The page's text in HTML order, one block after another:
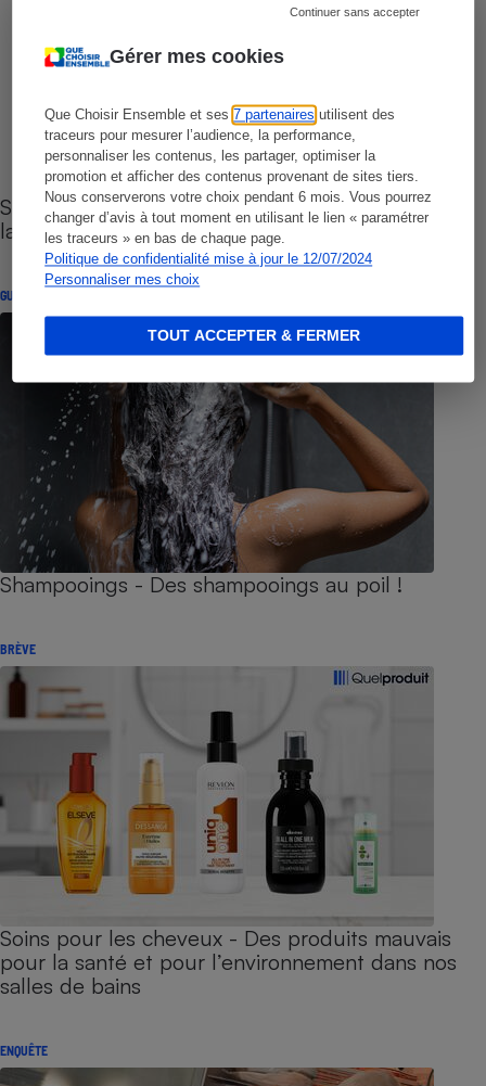
Gérer mes cookies
Que Choisir Ensemble et ses7 partenaires utilisent des
traceurs pour mesurer l’audience, la performance,
personnaliser les contenus, les partager, optimiser la
promotion et afficher des contenus provenant de sites tiers.
Nous conserverons votre choix pendant 6 mois. Vous pourrez
changer d’avis à tout moment en utilisant le lien « paramétrer
les traceurs » en bas de chaque page.
Politique de confidentialité mise à jour le 12/07/2024
Personnaliser mes choix
Continuer sans accepter
TOUT ACCEPTER & FERMER
Sites de rencontres - Nos conseils pour vous
lancer
GUIDE D'ACHAT
Shampooings - Des shampooings au poil !
BRÈVE
Soins pour les cheveux - Des produits mauvais
pour la santé et pour l’environnement dans nos
salles de bains
ENQUÊTE